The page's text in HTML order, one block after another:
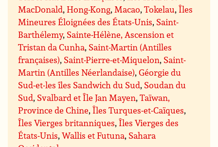
MacDonald,Hong-Kong,Macao,Tokelau,Îles
Mineures Éloignées des États-Unis, Saint-
Barthélemy, Sainte-Hélène, Ascension et
Tristan da Cunha, Saint-Martin (Antilles
françaises), Saint-Pierre-et-Miquelon, Saint-
Martin (Antilles Néerlandaise),Géorgie du
Sud-et-les îles Sandwich du Sud, Soudan du
Sud, Svalbard et Île Jan Mayen,Taïwan,
Province de Chine,Îles Turques-et-Caïques,
Îles Vierges britanniques,Îles Vierges des
États-Unis,Wallis et Futuna, Sahara